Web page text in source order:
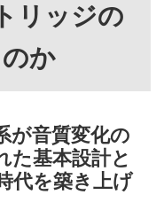
リッジの
か
が音質変化の
た基本設計と
代を築き上げ